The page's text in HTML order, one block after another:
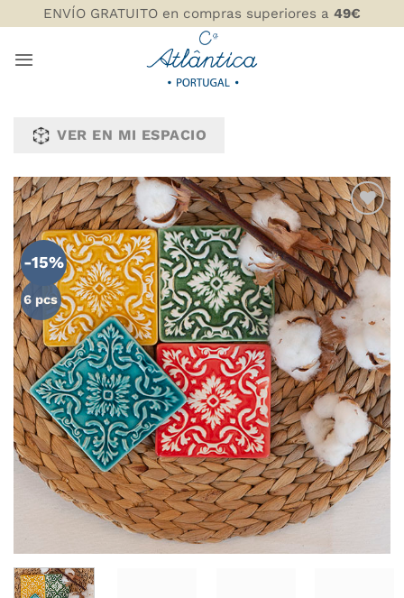
al
contenido
ENVÍO GRATUITO en compras superiores a 49€
VER EN MI ESPACIO
-15%
6 pcs
AÑADIR
WISHLIST